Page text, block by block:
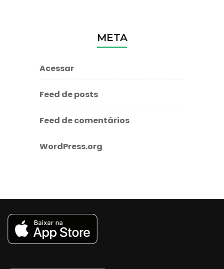
META
Acessar
Feed de posts
Feed de comentários
WordPress.org